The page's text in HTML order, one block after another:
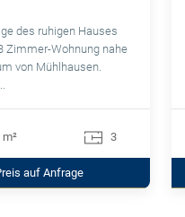
des ruhigen Hauses
Zimmer-Wohnung nahe
von Mühlhausen.
m² 3
auf Anfrage